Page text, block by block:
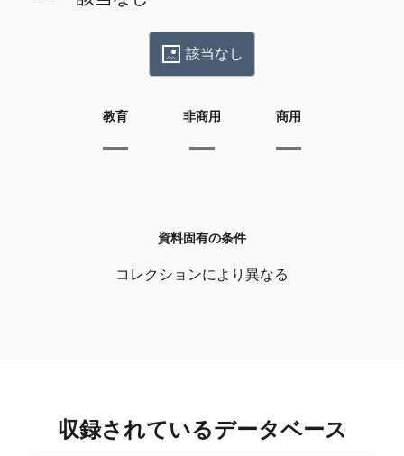
該当なし
教育 非商用 商用
資料固有の条件
コレクションにより異なる
収録されているデータベース